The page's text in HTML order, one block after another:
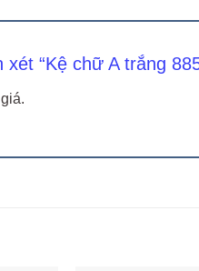
“Kệ chữ A trắng